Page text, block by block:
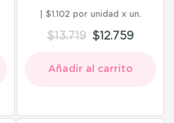
$1.102 por unidad
$13.719 $12.759
Añadir al carrito